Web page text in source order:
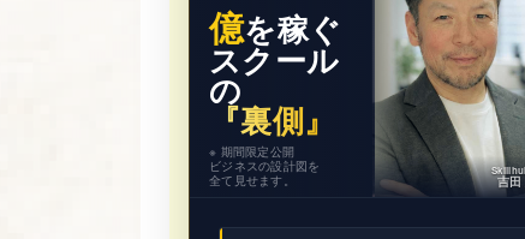
億を稼ぐ
スクール
の
『裏側』
※ 期間限定公開
ビジネスの設計図を
全て見せます。
吉田